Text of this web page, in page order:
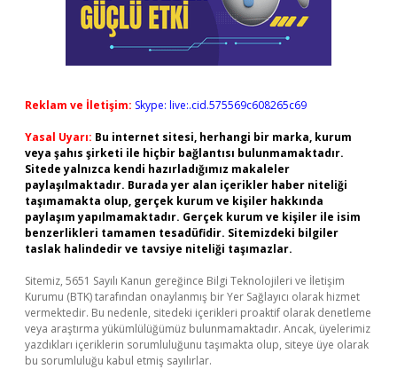
Reklam ve İletişim: Skype: live:.cid.575569c608265c69
Yasal Uyarı: Bu internet sitesi, herhangi bir marka, kurum
veya şahıs şirketi ile hiçbir bağlantısı bulunmamaktadır.
Sitede yalnızca kendi hazırladığımız makaleler
paylaşılmaktadır. Burada yer alan içerikler haber niteliği
taşımamakta olup, gerçek kurum ve kişiler hakkında
paylaşım yapılmamaktadır. Gerçek kurum ve kişiler ile isim
benzerlikleri tamamen tesadüfidir. Sitemizdeki bilgiler
taslak halindedir ve tavsiye niteliği taşımazlar.
Sitemiz, 5651 Sayılı Kanun gereğince Bilgi Teknolojileri ve İletişim
Kurumu (BTK) tarafından onaylanmış bir Yer Sağlayıcı olarak hizmet
vermektedir. Bu nedenle, sitedeki içerikleri proaktif olarak denetleme
veya araştırma yükümlülüğümüz bulunmamaktadır. Ancak, üyelerimiz
yazdıkları içeriklerin sorumluluğunu taşımakta olup, siteye üye olarak
bu sorumluluğu kabul etmiş sayılırlar.